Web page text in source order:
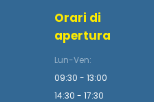
Orari di
apertura
Lun-Ven:
09:30 - 13:00
14:30 - 17:30